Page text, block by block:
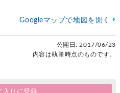
Googleマップで地図を開く
公開日: 2017/06/23
内容は執筆時点のものです。